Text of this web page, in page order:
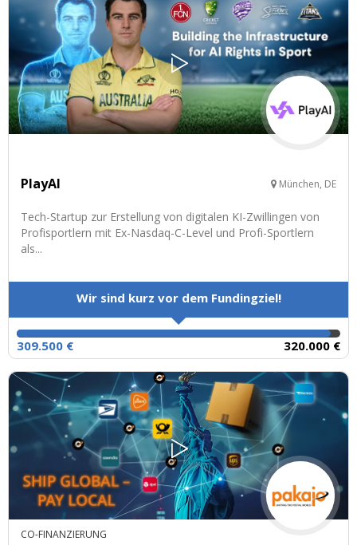
PlayAI München, DE
Tech-Startup zur Erstellung von digitalen KI-Zwillingen von
Profisportlern mit Ex-Nasdaq-C-Level und Profi-Sportlern
als...
Wir sind kurz vor dem Fundingziel!
309.500 € 320.000 €
CO-FINANZIERUNG